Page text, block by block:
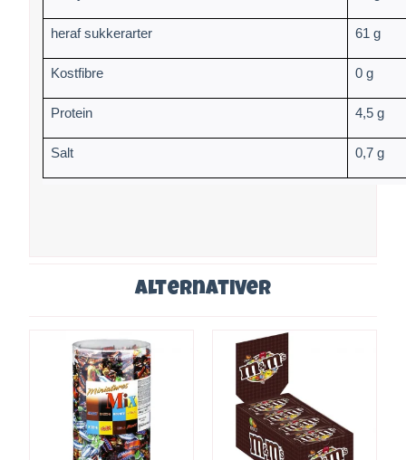
heraf sukkerarter 61 g
Kostfibre 0 g
Protein 4,5 g
Salt 0,7 g
Alternativer